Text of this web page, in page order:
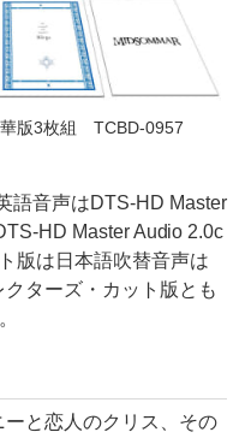
華版3枚組 TCBD-0957
語音声はDTS-HD Master
HD Master Audio 2.0c
版は日本語吹替音声は
ターズ・カット版とも
と恋人のクリス、その